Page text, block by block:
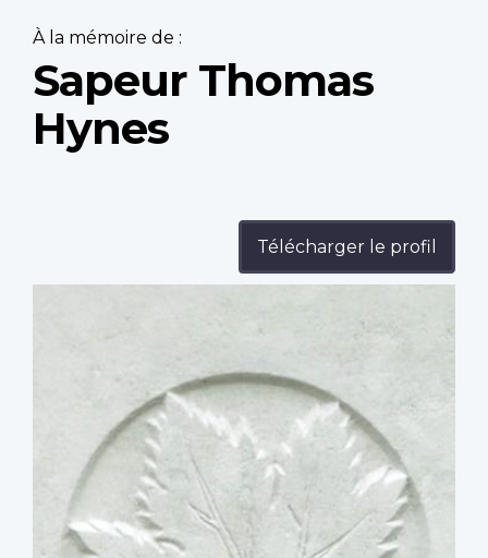
À la mémoire de :
Sapeur Thomas
Hynes
Télécharger le profil